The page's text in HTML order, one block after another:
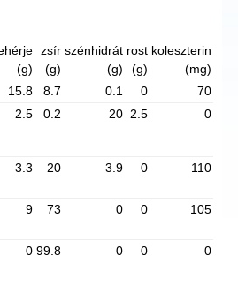
(g)
zsír
(g)
szénhidrát
(g)
rost
(g)
koleszterin
(mg)
15.8 8.7 0.1 0
70
2.5 0.2 20 2.5 0
3.3 20 3.9 0 110
9 73 0 0 105
0 99.8 0 0 0